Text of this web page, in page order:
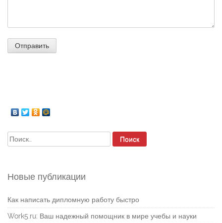
Найти:
Новые публикации
Как написать дипломную работу быстро
Work5.ru: Ваш надежный помощник в мире учебы и науки